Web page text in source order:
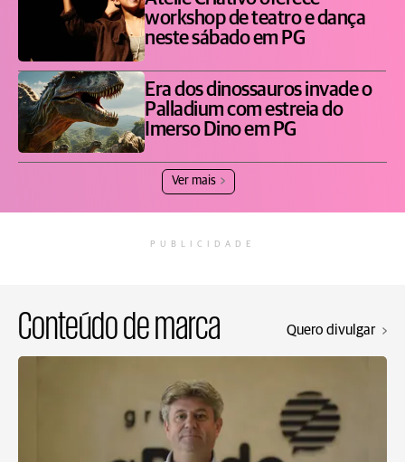
workshop de teatro e dança
neste sábado em PG
Era dos dinossauros invade o
Palladium com estreia do
Imerso Dino em PG
Ver mais
PUBLICIDADE
Conteúdo de marca Quero divulgar